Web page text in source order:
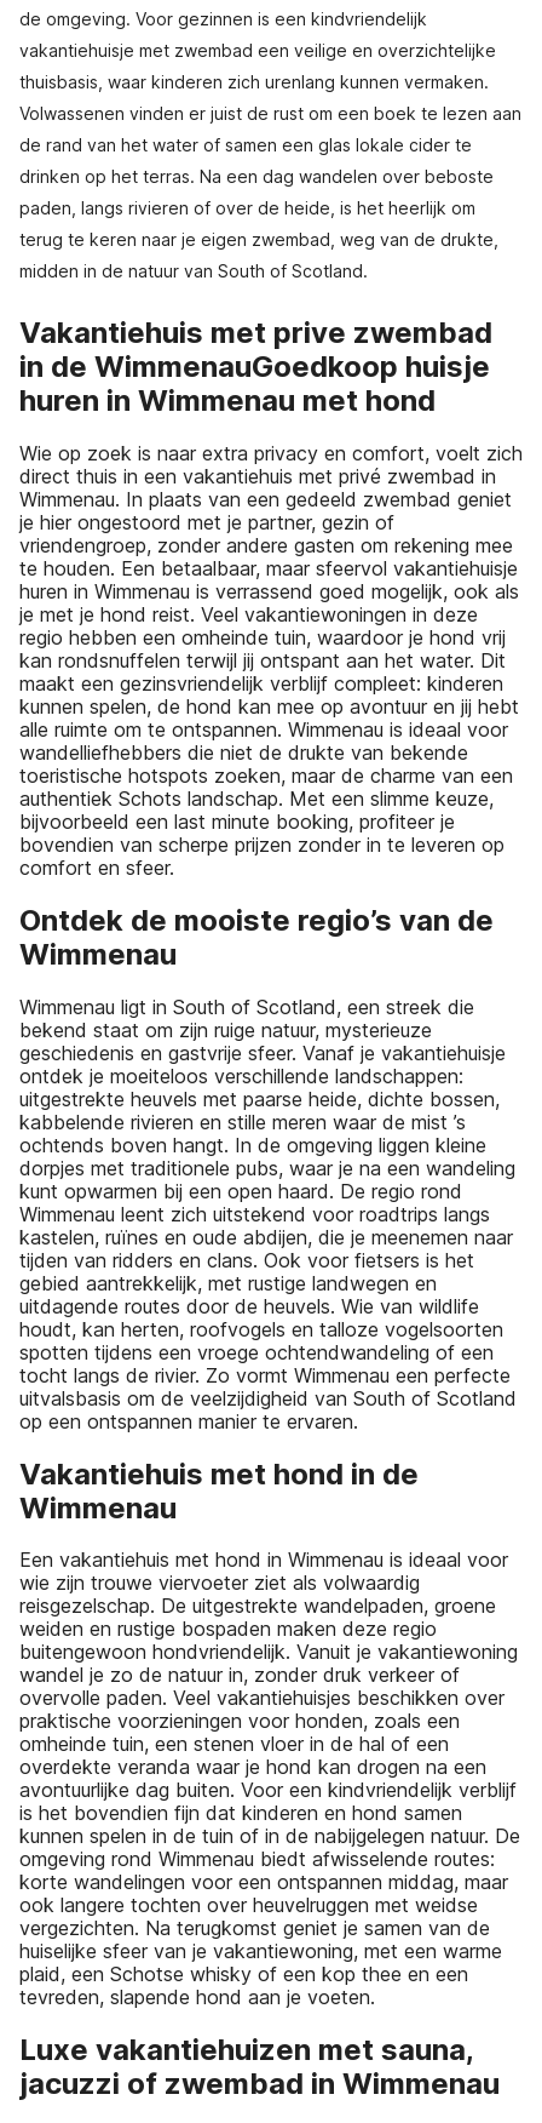
de omgeving. Voor gezinnen is een kindvriendelijk
vakantiehuisje met zwembad een veilige en overzichtelijke
thuisbasis, waar kinderen zich urenlang kunnen vermaken.
Volwassenen vinden er juist de rust om een boek te lezen aan
de rand van het water of samen een glas lokale cider te
drinken op het terras. Na een dag wandelen over beboste
paden, langs rivieren of over de heide, is het heerlijk om
terug te keren naar je eigen zwembad, weg van de drukte,
midden in de natuur van South of Scotland.
Vakantiehuis met prive zwembad
in de WimmenauGoedkoop huisje
huren in Wimmenau met hond
Wie op zoek is naar extra privacy en comfort, voelt zich
direct thuis in een vakantiehuis met privé zwembad in
Wimmenau. In plaats van een gedeeld zwembad geniet
je hier ongestoord met je partner, gezin of
vriendengroep, zonder andere gasten om rekening mee
te houden. Een betaalbaar, maar sfeervol vakantiehuisje
huren in Wimmenau is verrassend goed mogelijk, ook als
je met je hond reist. Veel vakantiewoningen in deze
regio hebben een omheinde tuin, waardoor je hond vrij
kan rondsnuffelen terwijl jij ontspant aan het water. Dit
maakt een gezinsvriendelijk verblijf compleet: kinderen
kunnen spelen, de hond kan mee op avontuur en jij hebt
alle ruimte om te ontspannen. Wimmenau is ideaal voor
wandelliefhebbers die niet de drukte van bekende
toeristische hotspots zoeken, maar de charme van een
authentiek Schots landschap. Met een slimme keuze,
bijvoorbeeld een last minute booking, profiteer je
bovendien van scherpe prijzen zonder in te leveren op
comfort en sfeer.
Ontdek de mooiste regio’s van de
Wimmenau
Wimmenau ligt in South of Scotland, een streek die
bekend staat om zijn ruige natuur, mysterieuze
geschiedenis en gastvrije sfeer. Vanaf je vakantiehuisje
ontdek je moeiteloos verschillende landschappen:
uitgestrekte heuvels met paarse heide, dichte bossen,
kabbelende rivieren en stille meren waar de mist ’s
ochtends boven hangt. In de omgeving liggen kleine
dorpjes met traditionele pubs, waar je na een wandeling
kunt opwarmen bij een open haard. De regio rond
Wimmenau leent zich uitstekend voor roadtrips langs
kastelen, ruïnes en oude abdijen, die je meenemen naar
tijden van ridders en clans. Ook voor fietsers is het
gebied aantrekkelijk, met rustige landwegen en
uitdagende routes door de heuvels. Wie van wildlife
houdt, kan herten, roofvogels en talloze vogelsoorten
spotten tijdens een vroege ochtendwandeling of een
tocht langs de rivier. Zo vormt Wimmenau een perfecte
uitvalsbasis om de veelzijdigheid van South of Scotland
op een ontspannen manier te ervaren.
Vakantiehuis met hond in de
Wimmenau
Een vakantiehuis met hond in Wimmenau is ideaal voor
wie zijn trouwe viervoeter ziet als volwaardig
reisgezelschap. De uitgestrekte wandelpaden, groene
weiden en rustige bospaden maken deze regio
buitengewoon hondvriendelijk. Vanuit je vakantiewoning
wandel je zo de natuur in, zonder druk verkeer of
overvolle paden. Veel vakantiehuisjes beschikken over
praktische voorzieningen voor honden, zoals een
omheinde tuin, een stenen vloer in de hal of een
overdekte veranda waar je hond kan drogen na een
avontuurlijke dag buiten. Voor een kindvriendelijk verblijf
is het bovendien fijn dat kinderen en hond samen
kunnen spelen in de tuin of in de nabijgelegen natuur. De
omgeving rond Wimmenau biedt afwisselende routes:
korte wandelingen voor een ontspannen middag, maar
ook langere tochten over heuvelruggen met weidse
vergezichten. Na terugkomst geniet je samen van de
huiselijke sfeer van je vakantiewoning, met een warme
plaid, een Schotse whisky of een kop thee en een
tevreden, slapende hond aan je voeten.
Luxe vakantiehuizen met sauna,
jacuzzi of zwembad in Wimmenau